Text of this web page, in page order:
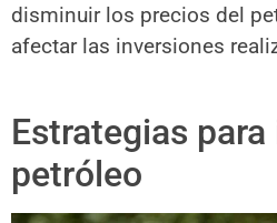
disminuir los precios del
afectar las inversiones
Estrategias
petróleo